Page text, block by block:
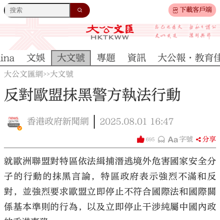
下載客戶端
文娛 大文號 專題 資訊 大公報·教育
大公文匯網>>大文號
反對歐盟抹黑警方執法行動
香港政府新聞網 2025.08.01 16:47
695 字號 分享
就歐洲聯盟對特區依法緝捕潛逃境外危害國家安全分
子的行動的抹黑言論，特區政府表示強烈不滿和反
對，並強烈要求歐盟立即停止不符合國際法和國際關
係基本準則的行為，以及立即停止干涉純屬中國內政